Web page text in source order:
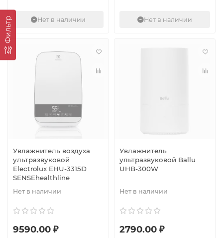
Фильтр Нет в наличии Нет в наличии
Увлажнитель воздуха
ультразвуковой
Electrolux EHU-3315D
SENSEhealthline
Нет в наличии
9590.00 ₽
Увлажнитель
ультразвуковой Ballu
UHB-300W
Нет в наличии
2790.00 ₽